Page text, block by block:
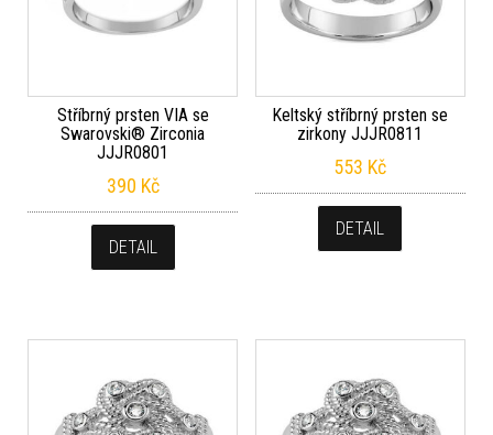
Stříbrný prsten VIA se
Swarovski® Zirconia
JJJR0801
390 Kč
DETAIL
Keltský stříbrný prsten se
zirkony JJJR0811
553 Kč
DETAIL